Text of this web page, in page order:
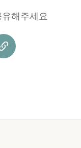
해주세요